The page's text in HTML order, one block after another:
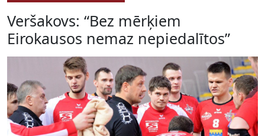
Veršakovs: “Bez mērķiem
Eirokausos nemaz nepiedalītos”